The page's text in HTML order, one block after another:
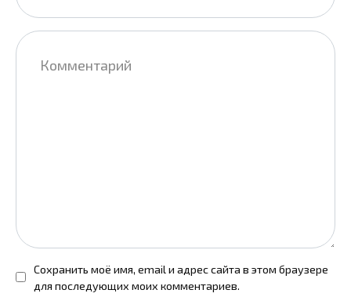
Комментарий
Сохранить моё имя, email и адрес сайта в этом браузере
для последующих моих комментариев.